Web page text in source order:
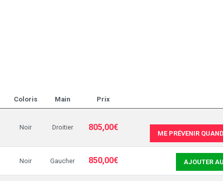
Coloris Main Prix
Noir Droitier 805,00€
ME PRÉVENIR
Noir Gaucher 850,00€ AJOUTER